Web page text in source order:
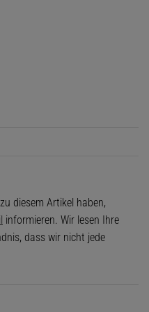
diesem Artikel haben,
informieren. Wir lesen Ihre
dass wir nicht jede